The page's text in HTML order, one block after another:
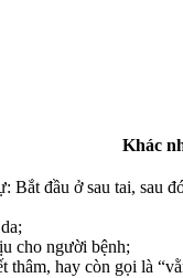
Khác
Bắt đầu ở sau tai, sau
cho người bệnh;
thâm, hay còn gọi là